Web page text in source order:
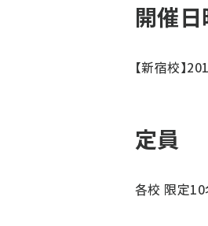
開催日
【新宿校】
定員
各校 限定10